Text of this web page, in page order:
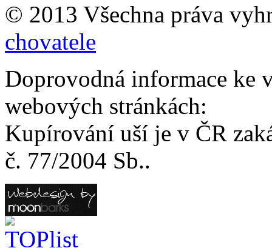
© 2013 Všechna práva
chovatele
Doprovodná informace ke
webových stránkách:
Kupírování uší je v ČR
č. 77/2004 Sb..